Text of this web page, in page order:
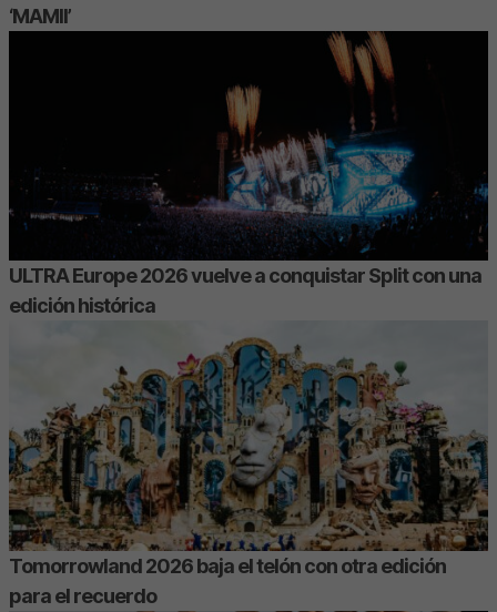
‘MAMII’
ULTRA Europe 2026 vuelve a conquistar Split con una
edición histórica
Tomorrowland 2026 baja el telón con otra edición
para el recuerdo